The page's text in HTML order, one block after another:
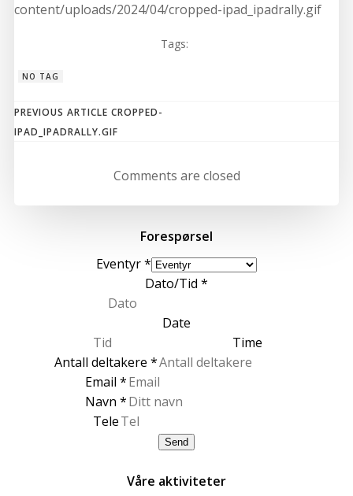
content/uploads/2024/04/cropped-ipad_ipadrally.gif
Tags:
NO TAG
Post
PREVIOUS ARTICLE CROPPED-
IPAD_IPADRALLY.GIF
Comments are closed
Forespørsel
Eventyr*
Dato/Tid *
Date
Time
Antall deltakere *
Email *
Navn *
Tele
Send
Våre aktiviteter